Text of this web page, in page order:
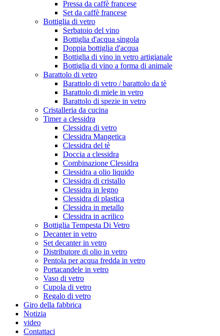
Pressa da caffè francese
Set da caffè francese
Bottiglia di vetro
Serbatoio del vino
Bottiglia d'acqua singola
Doppia bottiglia d'acqua
Bottiglia di vino in vetro artigianale
Bottiglia di vino a forma di animale
Barattolo di vetro
Barattolo di vetro / barattolo da tè
Barattolo di miele in vetro
Barattolo di spezie in vetro
Cristalleria da cucina
Timer a clessidra
Clessidra di vetro
Clessidra Mangetica
Clessidra del tè
Doccia a clessidra
Combinazione Clessidra
Clessidra a olio liquido
Clessidra di cristallo
Clessidra in legno
Clessidra di plastica
Clessidra in metallo
Clessidra in acrilico
Bottiglia Tempesta Di Vetro
Decanter in vetro
Set decanter in vetro
Distributore di olio in vetro
Pentola per acqua fredda in vetro
Portacandele in vetro
Vaso di vetro
Cupola di vetro
Regalo di vetro
Giro della fabbrica
Notizia
video
Contattaci